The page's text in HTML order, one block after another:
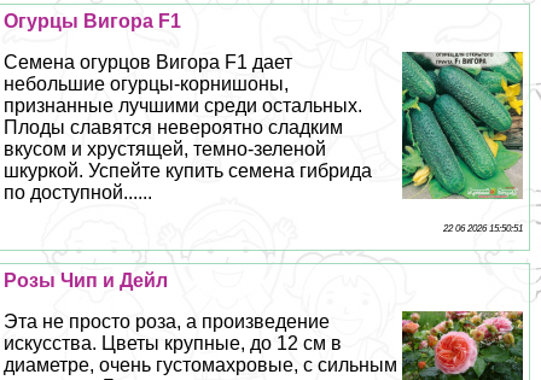
Огурцы Вигора F1
Семена огурцов Вигора F1 дает
небольшие огурцы-корнишоны,
признанные лучшими среди остальных.
Плоды славятся невероятно сладким
вкусом и хрустящей, темно-зеленой
шкуркой. Успейте купить семена гибрида
по доступной......
22 06 2026 15:50:51
Розы Чип и Дейл
Эта не просто роза, а произведение
искусства. Цветы крупные, до 12 см в
диаметре, очень густомахровые, с сильным